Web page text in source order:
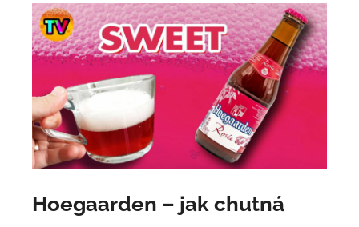
Hoegaarden – jak chutná